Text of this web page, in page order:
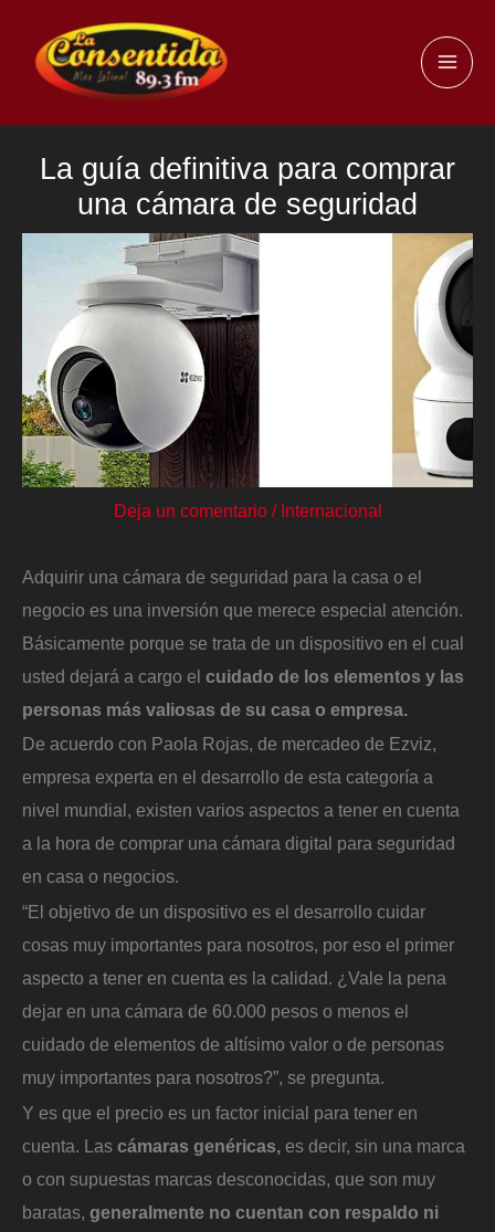
contenido
La guía definitiva para comprar
una cámara de seguridad
Deja un comentario / Internacional
Adquirir una cámara de seguridad para la casa o el
negocio es una inversión que merece especial atención.
Básicamente porque se trata de un dispositivo en el cual
usted dejará a cargo el cuidado de los elementos y las
personas más valiosas de su casa o empresa.
De acuerdo con Paola Rojas, de mercadeo de Ezviz,
empresa experta en el desarrollo de esta categoría a
nivel mundial, existen varios aspectos a tener en cuenta
a la hora de comprar una cámara digital para seguridad
en casa o negocios.
“El objetivo de un dispositivo es el desarrollo cuidar
cosas muy importantes para nosotros, por eso el primer
aspecto a tener en cuenta es la calidad. ¿Vale la pena
dejar en una cámara de 60.000 pesos o menos el
cuidado de elementos de altísimo valor o de personas
muy importantes para nosotros?”, se pregunta.
Y es que el precio es un factor inicial para tener en
cuenta. Las cámaras genéricas, es decir, sin una marca
o con supuestas marcas desconocidas, que son muy
baratas, generalmente no cuentan con respaldo ni